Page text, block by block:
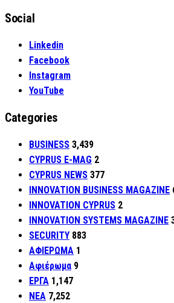
Social
Linkedin
Facebook
Instagram
YouTube
Categories
BUSINESS 3,439
CYPRUS E-MAG 2
CYPRUS NEWS 377
INNOVATION BUSINESS MAGAZINE
INNOVATION CYPRUS 2
INNOVATION SYSTEMS MAGAZINE
SECURITY 883
ΑΦΙΕΡΩΜΑ 1
Αφιέρωμα 9
ΕΡΓΑ 1,147
ΝΕΑ 7,252